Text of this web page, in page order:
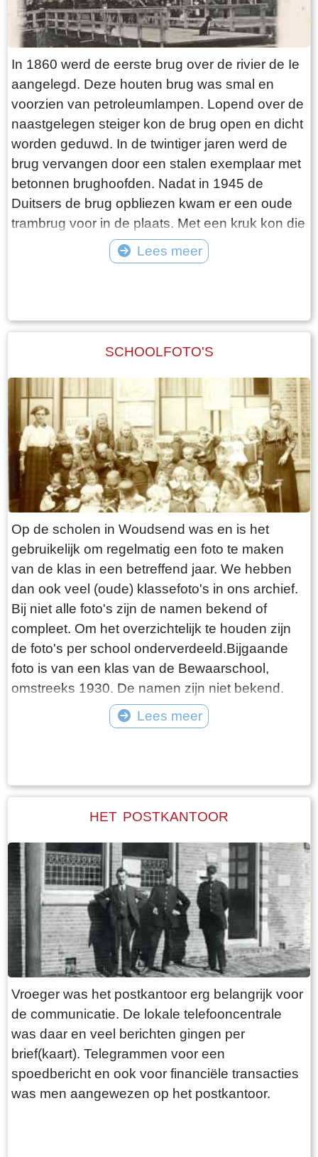
In 1860 werd de eerste brug over de rivier de Ie
aangelegd. Deze houten brug was smal en
voorzien van petroleumlampen. Lopend over de
naastgelegen steiger kon de brug open en dicht
worden geduwd. In de twintiger jaren werd de
brug vervangen door een stalen exemplaar met
betonnen brughoofden. Nadat in 1945 de
Duitsers de brug opbliezen kwam er een oude
trambrug voor in de plaats. Met een kruk kon die
worden opengedraaid. In 1975 werd de huidige
Hellingbrug met elektrische bediening
samenkomst voor de gepensioneerden, die er
Lees meer
SCHOOLFOTO'S
Op de scholen in Woudsend was en is het
gebruikelijk om regelmatig een foto te maken
van de klas in een betreffend jaar. We hebben
dan ook veel (oude) klassefoto's in ons archief.
Bij niet alle foto's zijn de namen bekend of
compleet. Om het overzichtelijk te houden zijn
de foto's per school onderverdeeld.Bijgaande
foto is van een klas van de Bewaarschool,
omstreeks 1930. De namen zijn niet bekend.
Lees meer
HET POSTKANTOOR
Vroeger was het postkantoor erg belangrijk voor
de communicatie. De lokale telefooncentrale
was daar en veel berichten gingen per
brief(kaart). Telegrammen voor een
spoedbericht en ook voor financiële transacties
was men aangewezen op het postkantoor.